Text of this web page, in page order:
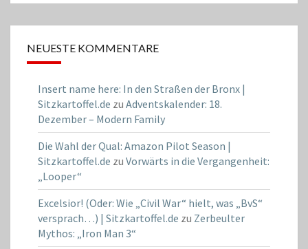
NEUESTE KOMMENTARE
Insert name here: In den Straßen der Bronx |
Sitzkartoffel.de zu Adventskalender: 18.
Dezember – Modern Family
Die Wahl der Qual: Amazon Pilot Season |
Sitzkartoffel.de zu Vorwärts in die Vergangenheit:
„Looper“
Excelsior! (Oder: Wie „Civil War“ hielt, was „BvS“
versprach…) | Sitzkartoffel.de zu Zerbeulter
Mythos: „Iron Man 3“